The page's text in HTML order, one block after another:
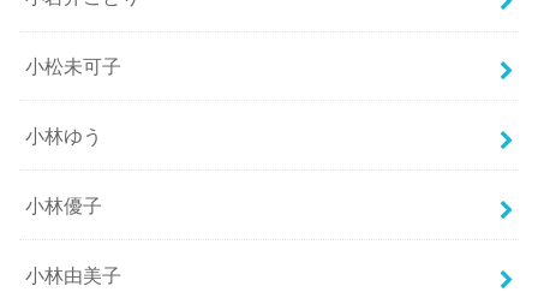
小松未可子
小林ゆう
小林優子
小林由美子